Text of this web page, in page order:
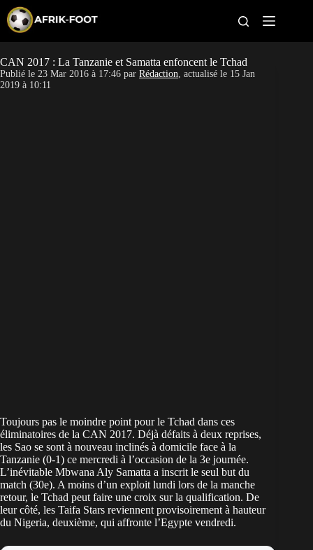
p
o
c
CAN féminine
CAN 2017 : La Tanzanie et Samatta enfoncent le Tchad
Publié le 23 Mar 2016 à 17:46 par Rédaction, actualisé le 15 Jan
2019 à 10:11
Toujours pas le moindre point pour le Tchad dans ces
éliminatoires de la CAN 2017. Déjà défaits à deux reprises,
les Sao se sont à nouveau inclinés à domicile face à la
Tanzanie (0-1) ce mercredi à l’occasion de la 3e journée.
L’inévitable Mbwana Aly Samatta a inscrit le seul but du
match (30e). A moins d’un exploit lundi lors de la manche
retour, le Tchad peut faire une croix sur la qualification. De
leur côté, les Taifa Stars reviennent provisoirement à hauteur
du Nigeria, deuxième, qui affronte l’Egypte vendredi.